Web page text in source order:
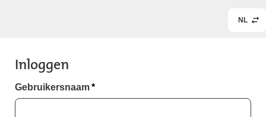
NL
Inloggen
Gebruikersnaam*